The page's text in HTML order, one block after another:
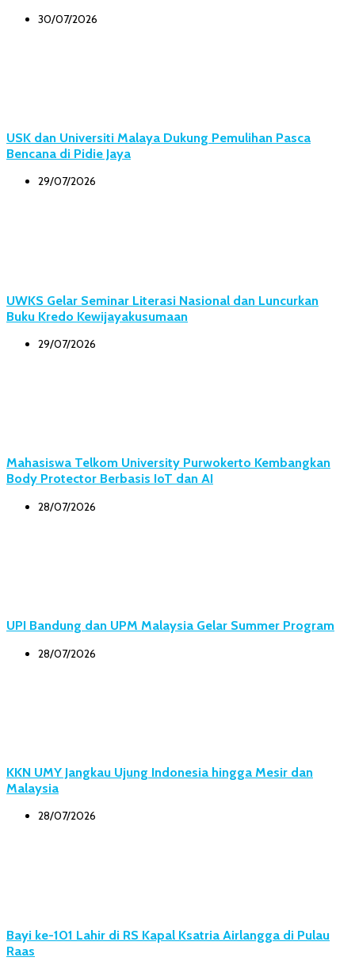
30/07/2026
USK dan Universiti Malaya Dukung Pemulihan Pasca
Bencana di Pidie Jaya
29/07/2026
UWKS Gelar Seminar Literasi Nasional dan Luncurkan
Buku Kredo Kewijayakusumaan
29/07/2026
Mahasiswa Telkom University Purwokerto Kembangkan
Body Protector Berbasis IoT dan AI
28/07/2026
UPI Bandung dan UPM Malaysia Gelar Summer Program
28/07/2026
KKN UMY Jangkau Ujung Indonesia hingga Mesir dan
Malaysia
28/07/2026
Bayi ke-101 Lahir di RS Kapal Ksatria Airlangga di Pulau
Raas